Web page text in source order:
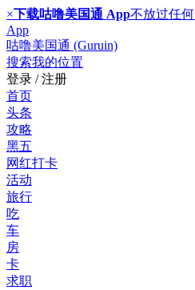
×下载咕噜美国通 App不放过任
App
咕噜美国通 (Guruin)
搜索我的位置
登录 / 注册
首页
头条
攻略
黑五
网红打卡
活动
旅行
吃
车
房
卡
求职